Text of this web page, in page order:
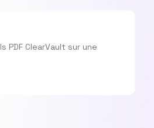
PDF ClearVault sur une